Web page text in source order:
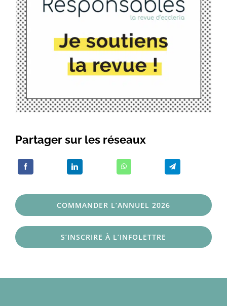
Partager sur les réseaux
COMMANDER L’ANNUEL 2026
S’INSCRIRE À L’INFOLETTRE